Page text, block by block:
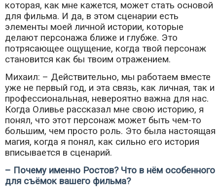
которая, как мне кажется, может стать основой
для фильма. И да, в этом сценарии есть
элементы моей личной истории, которые
делают персонажа ближе и глубже. Это
потрясающее ощущение, когда твой персонаж
становится как бы твоим отражением.
Михаил: – Действительно, мы работаем вместе
уже не первый год, и эта связь, как личная, так и
профессиональная, невероятно важна для нас.
Когда Оливье рассказал мне свою историю, я
понял, что этот персонаж может быть чем-то
большим, чем просто роль. Это была настоящая
магия, когда я понял, как сильно его история
вписывается в сценарий.
– Почему именно Ростов? Что в нём особенного
для съёмок вашего фильма?